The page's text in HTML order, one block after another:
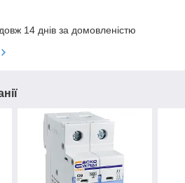
14 днів за домовленістю